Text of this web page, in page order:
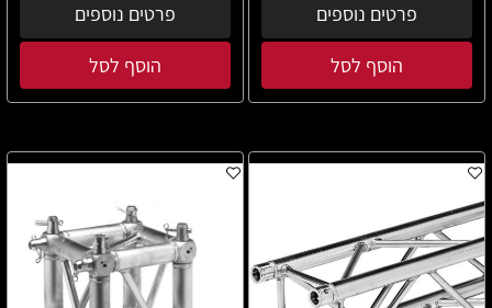
פרטים נוספים
הוסף לסל
פרטים נוספים
הוסף לסל